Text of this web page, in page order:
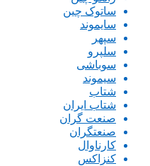
ساتوک چین
سایموند
سپهر
سلپرو
سوباشی
سیموند
شتاب
شتاب ایران
صنعت گران
صنعتگران
کارناوال
کنزاکس